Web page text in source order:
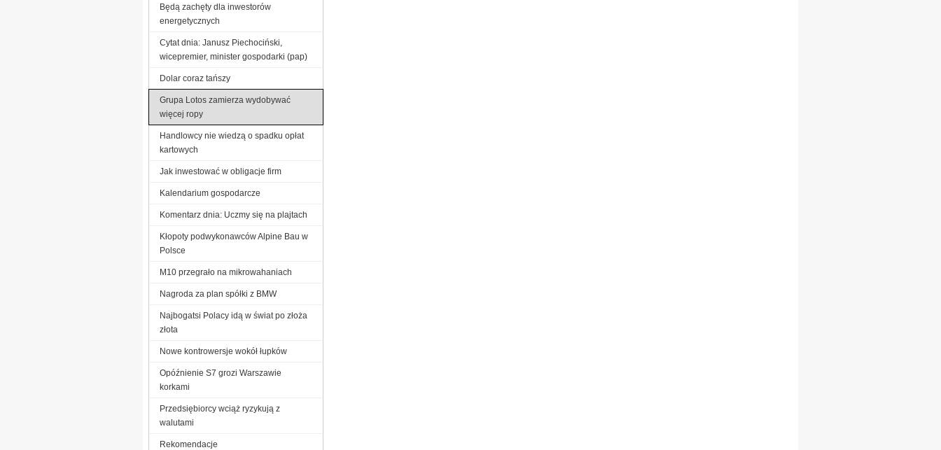
Będą zachęty dla inwestorów
energetycznych
Cytat dnia: Janusz Piechociński,
wicepremier, minister gospodarki (pap)
Dolar coraz tańszy
Grupa Lotos zamierza wydobywać
więcej ropy
Handlowcy nie wiedzą o spadku opłat
kartowych
Jak inwestować w obligacje firm
Kalendarium gospodarcze
Komentarz dnia: Uczmy się na plajtach
Kłopoty podwykonawców Alpine Bau w
Polsce
M10 przegrało na mikrowahaniach
Nagroda za plan spółki z BMW
Najbogatsi Polacy idą w świat po złoża
złota
Nowe kontrowersje wokół łupków
Opóźnienie S7 grozi Warszawie
korkami
Przedsiębiorcy wciąż ryzykują z
walutami
Rekomendacje